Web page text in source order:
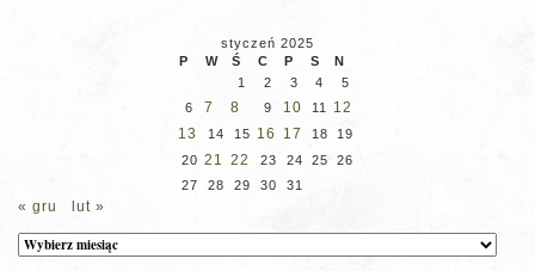
styczeń 2025
P
W Ś C P S
N
1
2 3 4
5
6
7 8 9 10 11
12
13
14 15 16 17 18
19
20 21 22 23 24 25
26
27
28 29 30 31
« gru lut »
Archiwum